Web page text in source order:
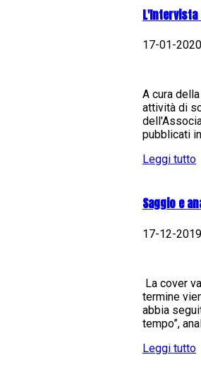
17-01-
A cura
attività di
pubblicati
Leggi tutto
Saggio e
17-12-
La cover
termine
abbia
tempo”,
Leggi tutto